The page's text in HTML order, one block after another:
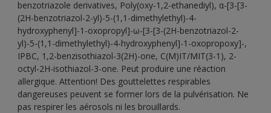
benzotriazole derivatives, Poly(oxy-1,2-ethanediyl), α-[3-[3-
(2H-benzotriazol-2-yl)-5-(1,1-dimethylethyl)-4-
hydroxyphenyl]-1-oxopropyl]-ω-[3-[3-(2H-benzotriazol-2-
yl)-5-(1,1-dimethylethyl)-4-hydroxyphenyl]-1-oxopropoxy]-,
IPBC, 1,2-benzisothiazol-3(2H)-one, C(M)IT/MIT(3-1), 2-
octyl-2H-isothiazol-3-one. Peut produire une réaction
allergique. Attention! Des gouttelettes respirables
dangereuses peuvent se former lors de la pulvérisation. Ne
pas respirer les aérosols ni les brouillards.